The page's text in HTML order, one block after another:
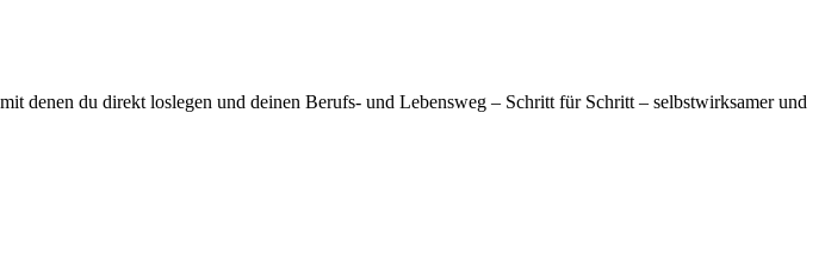
denen du direkt loslegen und deinen Berufs- und Lebensweg – Schritt für Schritt – selbstwirksamer und